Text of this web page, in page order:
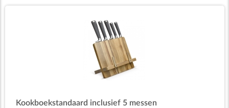
Kookboekstandaard inclusief 5 messen